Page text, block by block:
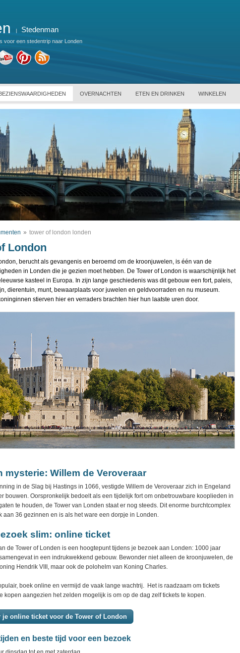
Stedenman
voor een stedentrip naar Londen
OVERNACHTEN ETEN EN DRINKEN WINKELEN
» tower of london londen
London
berucht als gevangenis en beroemd om de kroonjuwelen, is één van de
in Londen die je gezien moet hebben. De Tower of London is waarschijnlijk het
kasteel in Europa. In zijn lange geschiedenis was dit gebouw een fort, paleis,
dierentuin, munt, bewaarplaats voor juwelen en geldvoorraden en nu museum.
stierven hier en verraders brachten hier hun laatste uren door.
mysterie: Willem de Veroveraar
in de Slag bij Hastings in 1066, vestigde Willem de Veroveraar zich in Engeland
bouwen. Oorspronkelijk bedoelt als een tijdelijk fort om onbetrouwbare kooplieden in
te houden, de Tower van Londen staat er nog steeds. Dit enorme burchtcomplex
aan 36 gezinnen en is als het ware een dorpje in Londen.
slim: online ticket
de Tower of Londen is een hoogtepunt tijdens je bezoek aan Londen: 1000 jaar
in een indrukwekkend gebouw. Bewonder niet alleen de kroonjuwelen, de
Hendrik VIII, maar ook de polohelm van Koning Charles.
boek online en vermijd de vaak lange wachtrij. Het is raadzaam om tickets
kopen aangezien het zelden mogelijk is om op de dag zelf tickets te kopen.
je online ticket voor de Tower of London
en beste tijd voor een bezoek